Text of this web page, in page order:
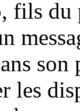
fils
les